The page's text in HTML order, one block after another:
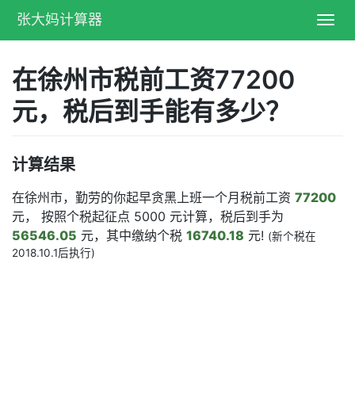
张大妈计算器
在徐州市税前工资77200
元，税后到手能有多少？
计算结果
在徐州市，勤劳的你起早贪黑上班一个月税前工资 77200
元， 按照个税起征点 5000 元计算，税后到手为
56546.05 元，其中缴纳个税 16740.18 元! (新个税在
2018.10.1后执行)